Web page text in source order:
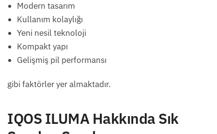
Modern tasarım
Kullanım kolaylığı
Yeni nesil teknoloji
Kompakt yapı
Gelişmiş pil performansı
gibi faktörler yer almaktadır.
IQOS ILUMA Hakkında Sık